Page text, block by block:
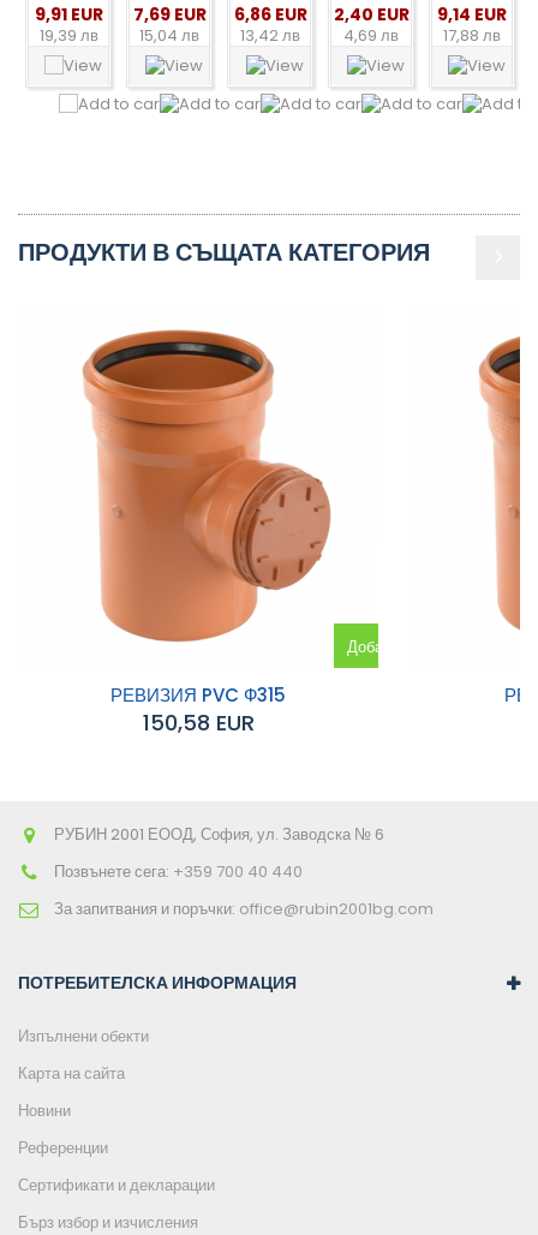
9,91 EUR
19,39 лв
7,69 EUR
15,04 лв
6,86 EUR
13,42 лв
2,40 EUR
4,69 лв
9,14 EUR
17,88 лв
ПРОДУКТИ В СЪЩАТА КАТЕГОРИЯ
Добавяне
РЕВИЗИЯ PVC Ф315
150,58 EUR
РУБИН 2001 ЕООД, София, ул. Заводска № 6
Позвънете сега: +359 700 40 440
За запитвания и поръчки: office@rubin2001bg.com
ПОТРЕБИТЕЛСКА ИНФОРМАЦИЯ
Изпълнени обекти
Карта на сайта
Новини
Референции
Сертификати и декларации
Бърз избор и изчисления